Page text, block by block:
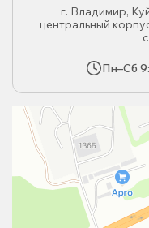
г. Владимир,
центральный
Пн–Сб